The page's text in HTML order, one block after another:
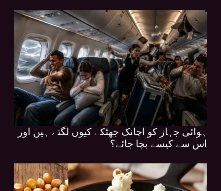
ہوائی جہاز کو اچانک جھٹکے کیوں لگتے ہیں اور
اس سے کیسے بچا جائے؟